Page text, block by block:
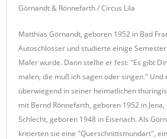
Görnandt & Rönnefarth / Circus Lila
Matthias Görnandt, geboren 1952 in Bad
Autoschlosser und studierte einige
Maler wurde. Dann stellte er fest: "Es gibt
malen, die muß ich sagen oder singen." Und
überwiegend in seiner heimatlichen
mit Bernd Rönnefarth, geboren 1952 in
Schlecht, geboren 1948 in Eisenach. Als
kreierten sie eine "Querschnittsmundart",